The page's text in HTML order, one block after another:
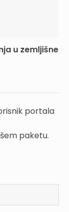
u zemljišne
portala
paketu.